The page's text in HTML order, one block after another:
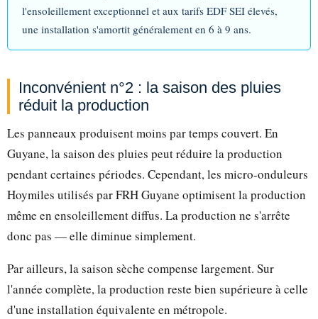
l'ensoleillement exceptionnel et aux tarifs EDF SEI élevés,
une installation s'amortit généralement en 6 à 9 ans.
Inconvénient n°2 : la saison des pluies
réduit la production
Les panneaux produisent moins par temps couvert. En
Guyane, la saison des pluies peut réduire la production
pendant certaines périodes. Cependant, les micro-onduleurs
Hoymiles utilisés par FRH Guyane optimisent la production
même en ensoleillement diffus. La production ne s'arrête
donc pas — elle diminue simplement.
Par ailleurs, la saison sèche compense largement. Sur
l'année complète, la production reste bien supérieure à celle
d'une installation équivalente en métropole.